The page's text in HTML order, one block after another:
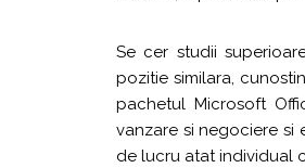
Se cer studii
pozitie similara,
pachetul Microsoft
vanzare si negociere si
de lucru atat individual